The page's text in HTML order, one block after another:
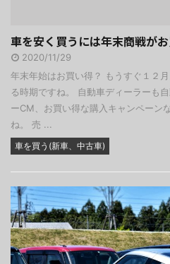
車を安く買うには年末商戦が
2020/11/29
年末年始はお買い得？ もうすぐ１２
る時期ですね。 自動車ディーラーも
ーCM、お買い得な購入キャンペーン
ね。 売 ...
車を買う(新車、中古車)